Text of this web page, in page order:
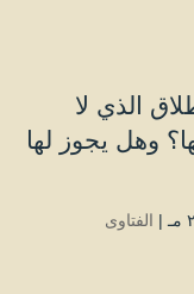
الذي لا
وهل يجوز لها
الفتاوى